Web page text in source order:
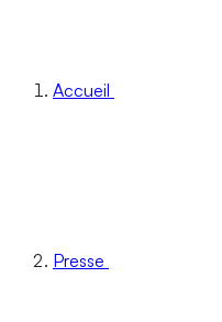
Accueil
Presse